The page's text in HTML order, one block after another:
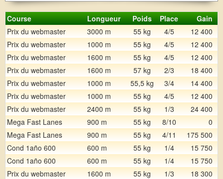
Course Longueur Poids Place
Gain
Prix du webmaster
3000 m 55 kg 4/5 12 400
Prix du webmaster
1000 m 55 kg 4/5 12 400
Prix du webmaster
1600 m 55 kg 4/5 12 400
Prix du webmaster
1600 m 57 kg 2/3 18 400
Prix du webmaster
1000 m 55,5 kg 3/4 14 400
Prix du webmaster
1000 m 55 kg 4/5 12 400
Prix du webmaster
2400 m 55 kg 1/3 24 400
Mega Fast Lanes
900 m 55 kg 8/10 0
Mega Fast Lanes
900 m 55 kg 4/11 175 500
Cond 1año 600
600 m 55 kg 1/4 15 750
Cond 1año 600
600 m 55 kg 1/4 15 750
Prix du webmaster
1600 m 55 kg 1/3 18 300